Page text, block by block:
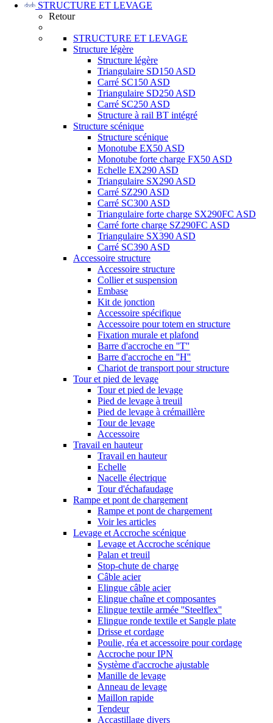
STRUCTURE ET LEVAGE
Retour
STRUCTURE ET LEVAGE
Structure légère
Structure légère
Triangulaire SD150 ASD
Carré SC150 ASD
Triangulaire SD250 ASD
Carré SC250 ASD
Structure à rail BT intégré
Structure scénique
Structure scénique
Monotube EX50 ASD
Monotube forte charge FX50 ASD
Echelle EX290 ASD
Triangulaire SX290 ASD
Carré SZ290 ASD
Carré SC300 ASD
Triangulaire forte charge SX290FC ASD
Carré forte charge SZ290FC ASD
Triangulaire SX390 ASD
Carré SC390 ASD
Accessoire structure
Accessoire structure
Collier et suspension
Embase
Kit de jonction
Accessoire spécifique
Accessoire pour totem en structure
Fixation murale et plafond
Barre d'accroche en ''T''
Barre d'accroche en ''H''
Chariot de transport pour structure
Tour et pied de levage
Tour et pied de levage
Pied de levage à treuil
Pied de levage à crémaillère
Tour de levage
Accessoire
Travail en hauteur
Travail en hauteur
Echelle
Nacelle électrique
Tour d'échafaudage
Rampe et pont de chargement
Rampe et pont de chargement
Voir les articles
Levage et Accroche scénique
Levage et Accroche scénique
Palan et treuil
Stop-chute de charge
Câble acier
Elingue câble acier
Elingue chaîne et composantes
Elingue textile armée ''Steelflex''
Elingue ronde textile et Sangle plate
Drisse et cordage
Poulie, réa et accessoire pour cordage
Accroche pour IPN
Système d'accroche ajustable
Manille de levage
Anneau de levage
Maillon rapide
Tendeur
Accastillage divers